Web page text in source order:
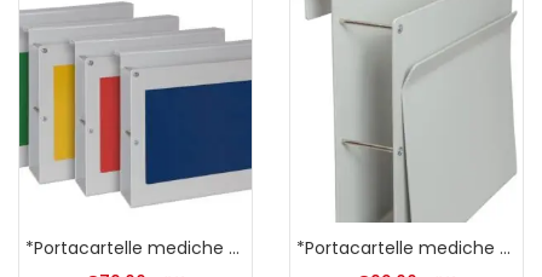
*Portacartelle mediche per letto
*Portacartelle mediche per letto